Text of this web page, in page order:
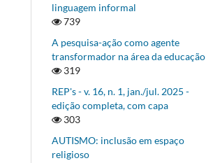
linguagem informal
739
A pesquisa-ação como agente
transformador na área da educação
319
REP's - v. 16, n. 1, jan./jul. 2025 -
edição completa, com capa
303
AUTISMO: inclusão em espaço
religioso